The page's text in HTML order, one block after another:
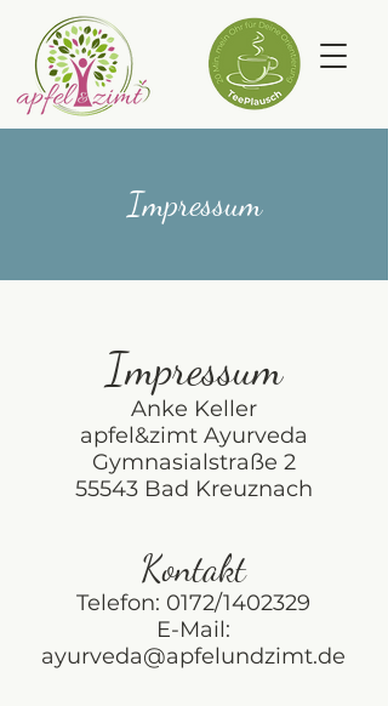
Impressum
Impressum
Anke Keller
apfel&zimt Ayurveda
Gymnasialstraße 2
55543 Bad Kreuznach
Kontakt
Telefon: 0172/1402329
E-Mail:
ayurveda@apfelundzimt.de